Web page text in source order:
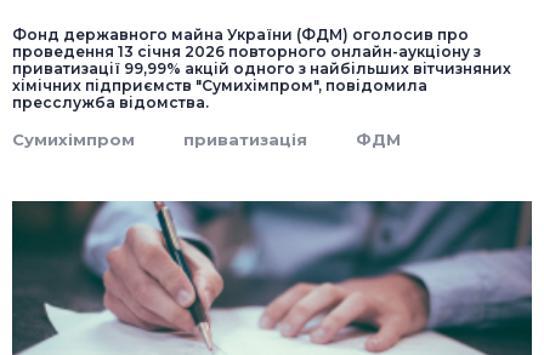
Фонд державного майна України (ФДМ) оголосив про
проведення 13 січня 2026 повторного онлайн-аукціону з
приватизації 99,99% акцій одного з найбільших вітчизняних
хімічних підприємств "Сумихімпром", повідомила
пресслужба відомства.
Сумихімпром приватизація ФДМ